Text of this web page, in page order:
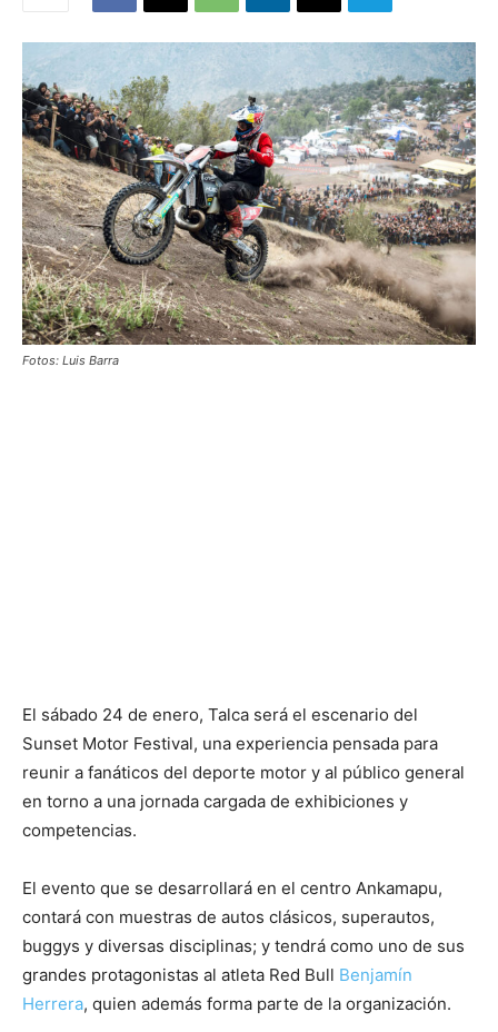
Fotos: Luis Barra
El sábado 24 de enero, Talca será el escenario del
Sunset Motor Festival, una experiencia pensada para
reunir a fanáticos del deporte motor y al público general
en torno a una jornada cargada de exhibiciones y
competencias.
El evento que se desarrollará en el centro Ankamapu,
contará con muestras de autos clásicos, superautos,
buggys y diversas disciplinas; y tendrá como uno de sus
grandes protagonistas al atleta Red Bull Benjamín
Herrera, quien además forma parte de la organización.